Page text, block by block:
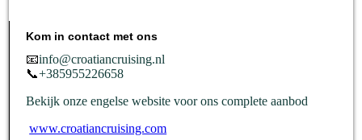
Kom in contact met ons
📧info@croatiancruising.nl
📞+385955226658
Bekijk onze engelse website voor ons complete aanbod
www.croatiancruising.com